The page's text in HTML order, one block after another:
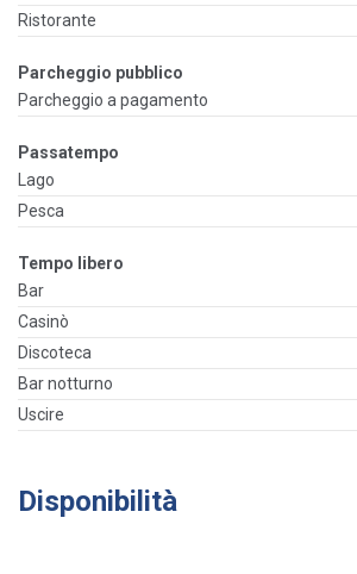
Ristorante
Parcheggio pubblico
Parcheggio a pagamento
Passatempo
Lago
Pesca
Tempo libero
Bar
Casinò
Discoteca
Bar notturno
Uscire
Disponibilità